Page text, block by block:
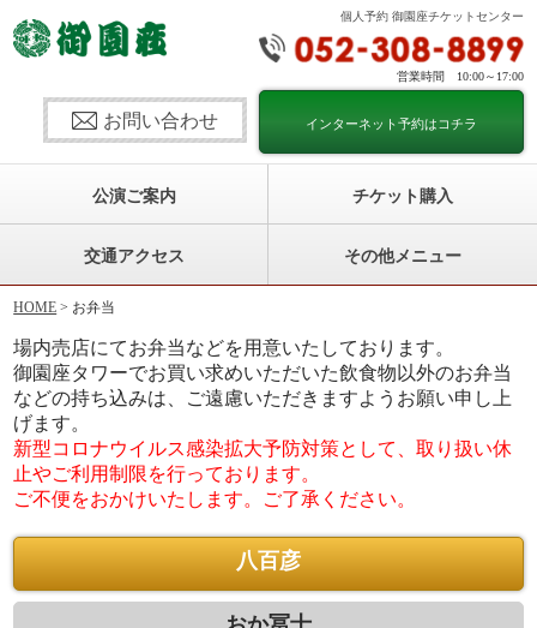
個人予約 御園座チケットセンター
営業時間 10:00～17:00
インターネット予約はコチラ
お問い合わせ
公演ご案内 チケット購入
交通アクセス その他メニュー
HOME > お弁当
場内売店にてお弁当などを用意いたしております。
御園座タワーでお買い求めいただいた飲食物以外のお弁当
などの持ち込みは、ご遠慮いただきますようお願い申し上
げます。
新型コロナウイルス感染拡大予防対策として、取り扱い休
止やご利用制限を行っております。
ご不便をおかけいたします。ご了承ください。
八百彦